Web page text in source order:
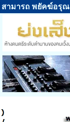
สามารถ พยัคฆ์อรุณ